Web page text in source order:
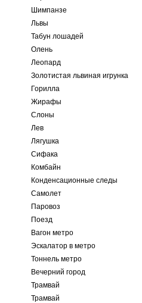
Шимпанзе
Львы
Табун лошадей
Олень
Леопард
Золотистая львиная игрунка
Горилла
Жирафы
Слоны
Лев
Лягушка
Сифака
Комбайн
Конденсационные следы
Самолет
Паровоз
Поезд
Вагон метро
Эскалатор в метро
Тоннель метро
Вечерний город
Трамвай
Трамвай